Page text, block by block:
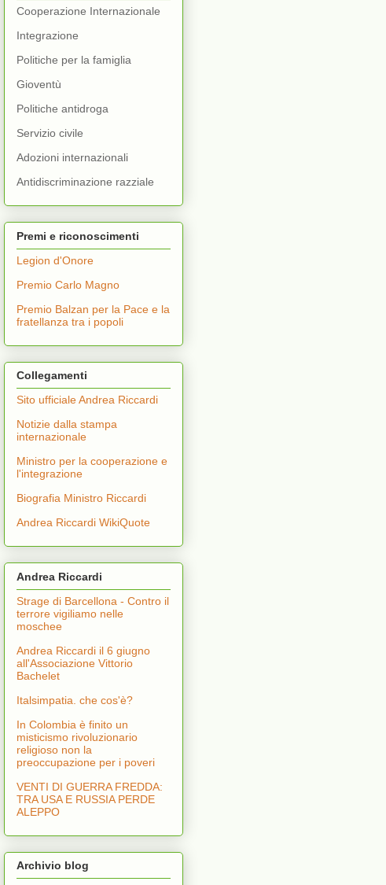
Cooperazione Internazionale
Integrazione
Politiche per la famiglia
Gioventù
Politiche antidroga
Servizio civile
Adozioni internazionali
Antidiscriminazione razziale
Premi e riconoscimenti
Legion d'Onore
Premio Carlo Magno
Premio Balzan per la Pace e la
fratellanza tra i popoli
Collegamenti
Sito ufficiale Andrea Riccardi
Notizie dalla stampa
internazionale
Ministro per la cooperazione e
l'integrazione
Biografia Ministro Riccardi
Andrea Riccardi WikiQuote
Andrea Riccardi
Strage di Barcellona - Contro il
terrore vigiliamo nelle
moschee
Andrea Riccardi il 6 giugno
all'Associazione Vittorio
Bachelet
Italsimpatia. che cos'è?
In Colombia è finito un
misticismo rivoluzionario
religioso non la
preoccupazione per i poveri
VENTI DI GUERRA FREDDA:
TRA USA E RUSSIA PERDE
ALEPPO
Archivio blog